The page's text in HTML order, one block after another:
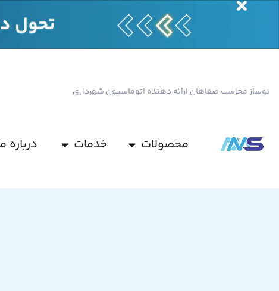
نوساز محاسب صفاهان ارائه دهنده اتوماسیون شهرداری
محصولات خدمات درباره